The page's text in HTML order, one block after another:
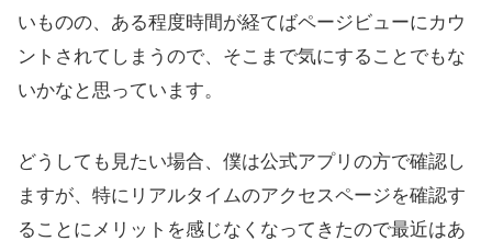
いものの、ある程度時間が経てばページビューにカウ
ントされてしまうので、そこまで気にすることでもな
いかなと思っています。
どうしても見たい場合、僕は公式アプリの方で確認し
ますが、特にリアルタイムのアクセスページを確認す
ることにメリットを感じなくなってきたので最近はあ